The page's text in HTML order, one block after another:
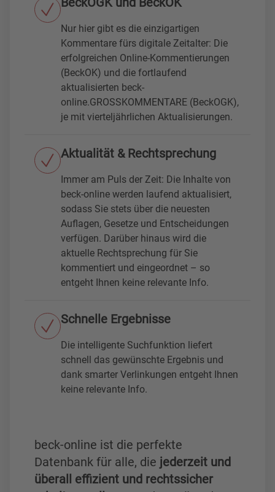
ichen Gesetzbuch Bd. 27-1 Rom I
I-VO
Soergel, Kommentar zum Bürgerl
ichen Gesetzbuch Bd. 32 §§ 192
Soergel, Kommentar zum Bürgerl
ichen Gesetzbuch Bd. 33 §§ 214
Soergel, Kommentar zum Bürgerl
ichen Gesetzbuch Bd. 4 §§ 305-3
ichen Gesetzbuch Bd. 5-1b §§ 31
2–312k, 315–319
Soergel, Kommentar zum Bürgerl
ichen Gesetzbuch Bd. 6-1a, §§ 4
Soergel, Kommentar zum Bürgerl
ichen Gesetzbuch Bd. 6-1b, §§ 4
Soergel, Kommentar zum Bürgerl
ichen Gesetzbuch Bd. 9-1b, §§ 6
Soergel, Kommentar zum Bürgerl
ichen Gesetzbuch Bd. 9-2, §§ 63
1–651y
Nur hier gibt es die einzigartigen
Kommentare fürs digitale Zeitalter: Die
erfolgreichen Online-Kommentierungen
(BeckOK) und die fortlaufend
aktualisierten beck-
online.GROSSKOMMENTARE (BeckOGK),
je mit vierteljährlichen Aktualisierungen.
Aktualität & Rechtsprechung
Immer am Puls der Zeit: Die Inhalte von
beck-online werden laufend aktualisiert,
sodass Sie stets über die neuesten
Auflagen, Gesetze und Entscheidungen
verfügen. Darüber hinaus wird die
aktuelle Rechtsprechung für Sie
kommentiert und eingeordnet – so
entgeht Ihnen keine relevante Info.
Schnelle Ergebnisse
Die intelligente Suchfunktion liefert
schnell das gewünschte Ergebnis und
dank smarter Verlinkungen entgeht Ihnen
keine relevante Info.
beck-online ist die perfekte
Datenbank für alle, die jederzeit und
überall effizient und rechtssicher